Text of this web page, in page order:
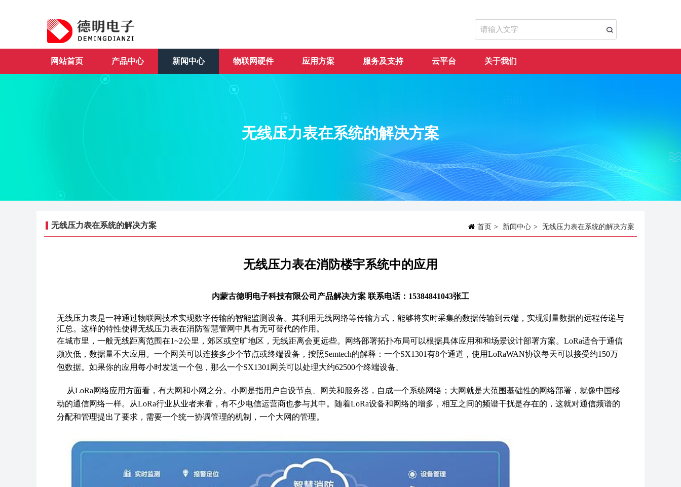
网站首页 产品中心 新闻中心 物联网硬件 应用方案 服务及支持 云平台 关于我们
无线压力表在系统的解决方案
首页 > 新闻中心 > 无线压力表在系统的解决方案
无线压力表在系统的解决方案
无线压力表在消防楼宇系统中的应用
内蒙古德明电子科技有限公司产品解决方案 联系电话：15384841043张工
无线压力表是一种通过物联网技术实现数字传输的智能监测设备。其利用无线网络等传输方式，能够将实时采集的数据传输到云端，实现测量数据的远程传递与
汇总。这样的特性使得无线压力表在消防智慧管网中具有无可替代的作用。
在城市里，一般无线距离范围在1~2公里，郊区或空旷地区，无线距离会更远些。网络部署拓扑布局可以根据具体应用和和场景设计部署方案。LoRa适合于通信
频次低，数据量不大应用。一个网关可以连接多少个节点或终端设备，按照Semtech的解释：一个SX1301有8个通道，使用LoRaWAN协议每天可以接受约150万
包数据。如果你的应用每小时发送一个包，那么一个SX1301网关可以处理大约62500个终端设备。
从LoRa网络应用方面看，有大网和小网之分。小网是指用户自设节点、网关和服务器，自成一个系统网络；大网就是大范围基础性的网络部署，就像中国移
动的通信网络一样。从LoRa行业从业者来看，有不少电信运营商也参与其中。随着LoRa设备和网络的增多，相互之间的频谱干扰是存在的，这就对通信频谱的
分配和管理提出了要求，需要一个统一协调管理的机制，一个大网的管理。